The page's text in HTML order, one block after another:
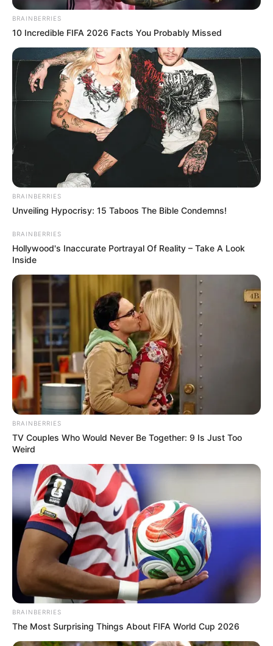
BRAINBERRIES
10 Incredible FIFA 2026 Facts You Probably Missed
BRAINBERRIES
Unveiling Hypocrisy: 15 Taboos The Bible Condemns!
BRAINBERRIES
Hollywood's Inaccurate Portrayal Of Reality – Take A Look
Inside
BRAINBERRIES
TV Couples Who Would Never Be Together: 9 Is Just Too
Weird
BRAINBERRIES
The Most Surprising Things About FIFA World Cup 2026